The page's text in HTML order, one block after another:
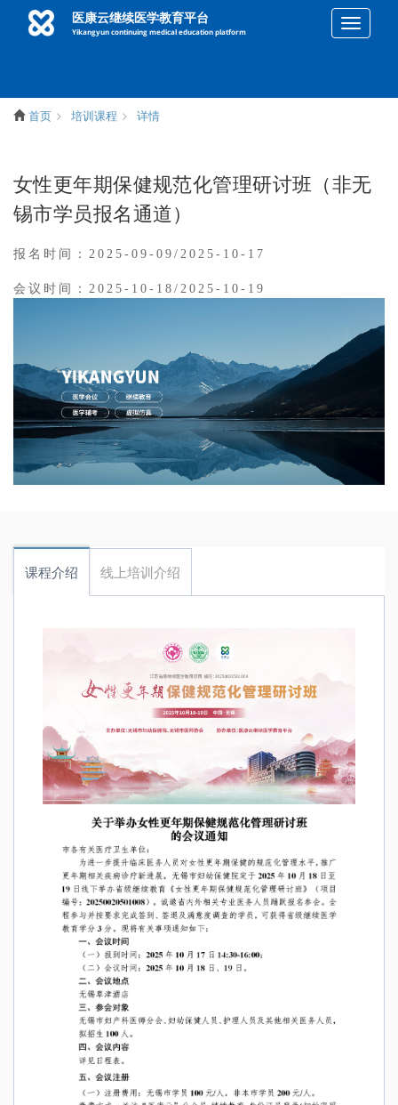
qieh
医康云继续医学教育平台
Yikangyun continuing medical education platform
首页 培训课程 详情
女性更年期保健规范化管理研讨班（非无
锡市学员报名通道）
报名时间：2025-09-09/2025-10-17
会议时间：2025-10-18/2025-10-19
课程介绍 线上培训介绍